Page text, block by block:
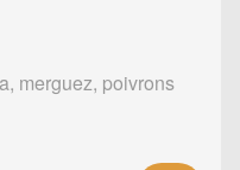
merguez, poivrons